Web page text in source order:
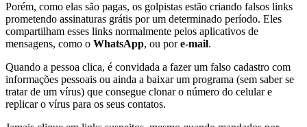
Porém, como elas são pagas, os golpistas estão criando falsos links
prometendo assinaturas grátis por um determinado período. Eles
compartilham esses links normalmente pelos aplicativos de
mensagens, como o WhatsApp, ou pore-mail.
Quando a pessoa clica, é convidada a fazer um falso cadastro com
informações pessoais ou ainda a baixar um programa (sem saber se
tratar de um vírus) que consegue clonar o número do celular e
replicar o vírus para os seus contatos.